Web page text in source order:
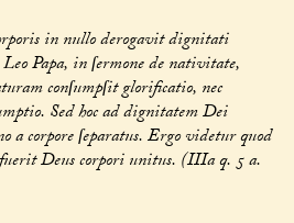
in nullo derogavit dignitati
Papa, in ſermone de nativitate,
conſumpſit glorificatio, nec
Sed hoc ad dignitatem Dei
a corpore ſeparatus. Ergo videtur quod
Deus corpori unitus. (IIIa q. 5 a.